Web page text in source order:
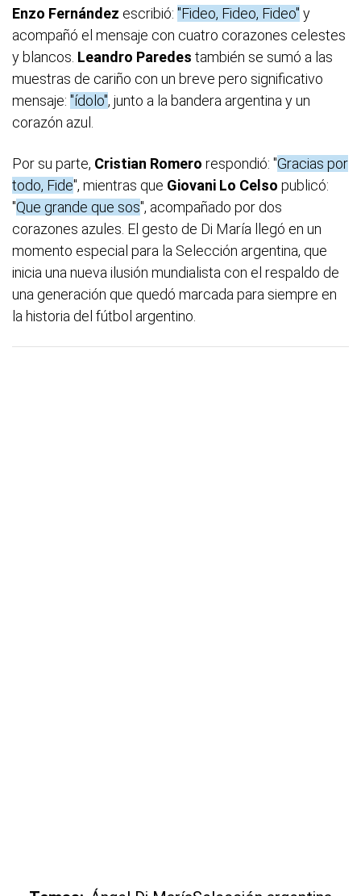
Enzo Fernández escribió: "Fideo, Fideo, Fideo" y
acompañó el mensaje con cuatro corazones celestes
y blancos. Leandro Paredes también se sumó a las
muestras de cariño con un breve pero significativo
mensaje: "ídolo", junto a la bandera argentina y un
corazón azul.
Por su parte, Cristian Romero respondió: "Gracias por
todo, Fide", mientras que Giovani Lo Celso publicó:
"Que grande que sos", acompañado por dos
corazones azules. El gesto de Di María llegó en un
momento especial para la Selección argentina, que
inicia una nueva ilusión mundialista con el respaldo de
una generación que quedó marcada para siempre en
la historia del fútbol argentino.